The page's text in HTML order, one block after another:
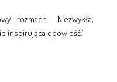
rozmach… Niezwykła,
inspirująca opowieść.”